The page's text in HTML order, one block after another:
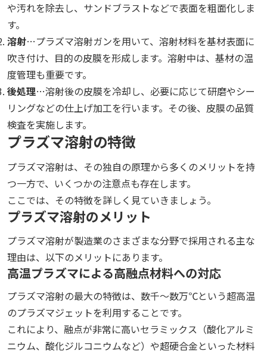
や汚れを除去し、サンドブラストなどで表面を粗面化しま
す。
溶射…プラズマ溶射ガンを用いて、溶射材料を基材表面に
吹き付け、目的の皮膜を形成します。溶射中は、基材の温
度管理も重要です。
後処理…溶射後の皮膜を冷却し、必要に応じて研磨やシー
リングなどの仕上げ加工を行います。その後、皮膜の品質
検査を実施します。
プラズマ溶射の特徴
プラズマ溶射は、その独自の原理から多くのメリットを持
つ一方で、いくつかの注意点も存在します。
ここでは、その特徴を詳しく見ていきましょう。
プラズマ溶射のメリット
プラズマ溶射が製造業のさまざまな分野で採用される主な
理由は、以下のメリットにあります。
高温プラズマによる高融点材料への対応
プラズマ溶射の最大の特徴は、数千〜数万℃という超高温
のプラズマジェットを利用することです。
これにより、融点が非常に高いセラミックス（酸化アルミ
ニウム、酸化ジルコニウムなど）や超硬合金といった材料